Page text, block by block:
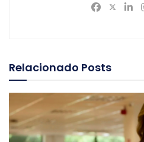
Relacionado Posts